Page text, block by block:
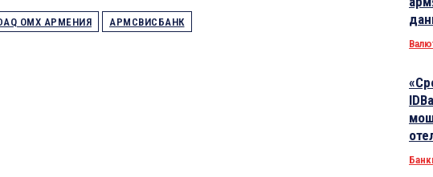
OMX АРМЕНИЯ АРМСВИСБАНК